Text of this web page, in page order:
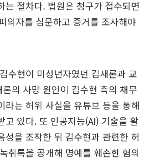
는 절차다. 법원은 청구가 접수되면
의자를 심문하고 증거를 조사해야
수현이 미성년자였던 김새론과 교
의 사망 원인이 김수현 측의 채무
라는 허위 사실을 유튜브 등을 통해
고 있다. 또 인공지능(AI) 기술을 활
성을 조작한 뒤 김수현과 관련한 허
취록을 공개해 명예를 훼손한 혐의